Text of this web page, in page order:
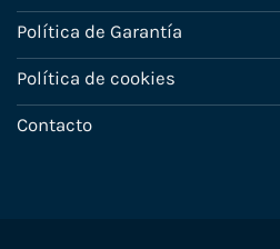
Política de Garantía
Política de cookies
Contacto